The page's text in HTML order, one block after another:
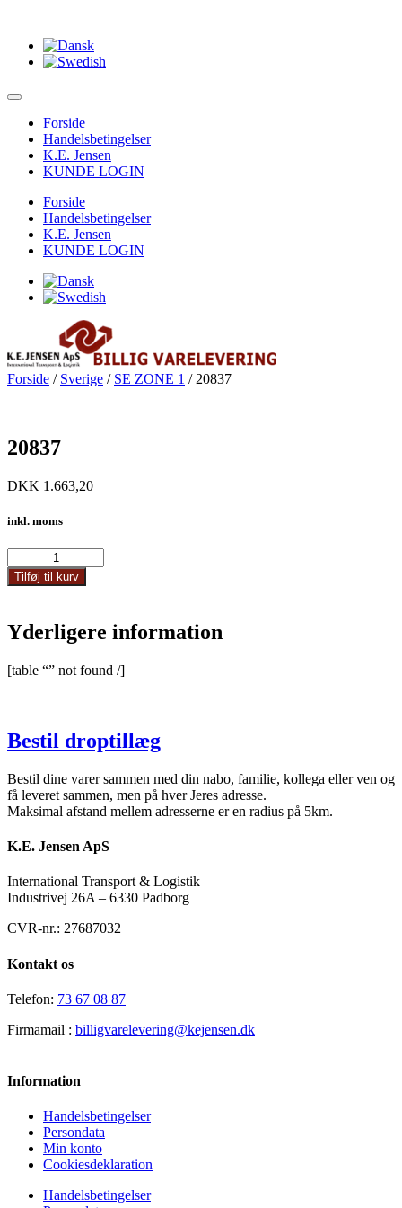
Forside
Handelsbetingelser
K.E. Jensen
KUNDE LOGIN
Forside
Handelsbetingelser
K.E. Jensen
KUNDE LOGIN
Forside / Sverige / SE ZONE 1 / 20837
20837
DKK 1.663,20
inkl. moms
antal
Tilføj til kurv
Yderligere information
[table “” not found /]
Bestil droptillæg
Bestil dine varer sammen med din nabo, familie, kollega eller ven og
få leveret sammen, men på hver Jeres adresse.
Maksimal afstand mellem adresserne er en radius på 5km.
K.E. Jensen ApS
International Transport & Logistik
Industrivej 26A – 6330 Padborg
CVR-nr.: 27687032
Kontakt os
Telefon: 73 67 08 87
Firmamail : billigvarelevering@kejensen.dk
Information
Handelsbetingelser
Persondata
Min konto
Cookiesdeklaration
Handelsbetingelser